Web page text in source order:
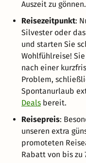
Auszeit zu gönnen.
Reisezeitpunkt:
Silvester oder
und starten Sie
Wohlfühlreise!
nach einer
Problem,
Spontanurlaub
Deals bereit.
Reisepreis:
unseren extra
promoteten
Rabatt von bis zu